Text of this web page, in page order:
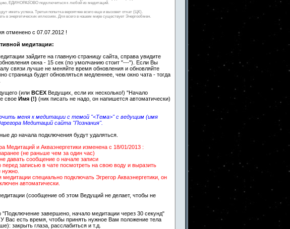
ЕДИНОРАЗОВО подключиться к любой из медитаций.
иметь успеха. Третья попытка вероятнее всего еще и вызовет откат (ЦК).
в энергетических иллюзиях. Для всего в нашем мире существует Энергообмен.
отменено с 07.07.2012 !
медитации:
зайдите на главную страницу сайта, справа увидите
окна - 15 сек (по умолчанию стоит "---"). Если Вы
связи лучше не меняйте время обновления и обновляйте
страница будет обновляться медленнее, чем окно чата - тогда
(или ВСЕХ Ведущих, если их несколько!) "Начало
свое Имя (!) (ник писать не надо, он напишется автоматически)
меня к медитации с темой "<Тема>" с ведущим (имя
Медитаций сайта "Познания".
до начала подключения будут удаляться.
Медитаций и Акваэнергетики изменена c 18/01/2013 :
(не раньше чем за один час)
давать сообщение о начале записи
перед записью в чате посмотреть на свою воду и выразить
специально подключать Эгрегор Акваэнергетики, он
автоматически.
(сообщение об этом Ведущий не делает, чтобы не
завершено, начало медитации через 30 секунд"
Вас есть время, чтобы принять нужное Вам положение тела
закрыть глаза, расслабиться и т.д.